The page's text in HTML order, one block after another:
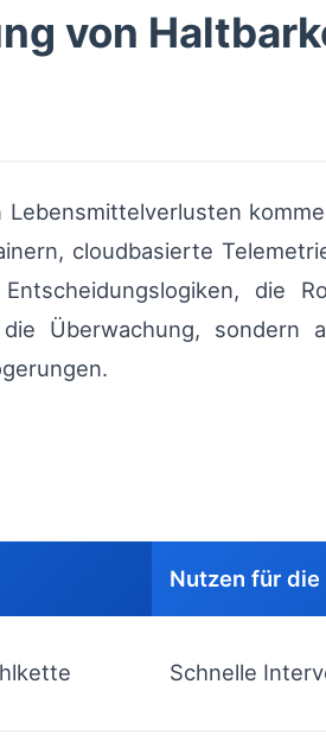
von
cloudbasierte
die
Überwachung, sondern
Nutzen für
Schnelle